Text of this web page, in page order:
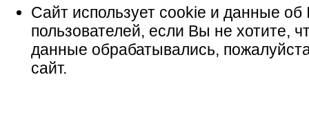
Сайт использует cookie и данные об
пользователей, если Вы не хотите,
данные обрабатывались,
сайт.